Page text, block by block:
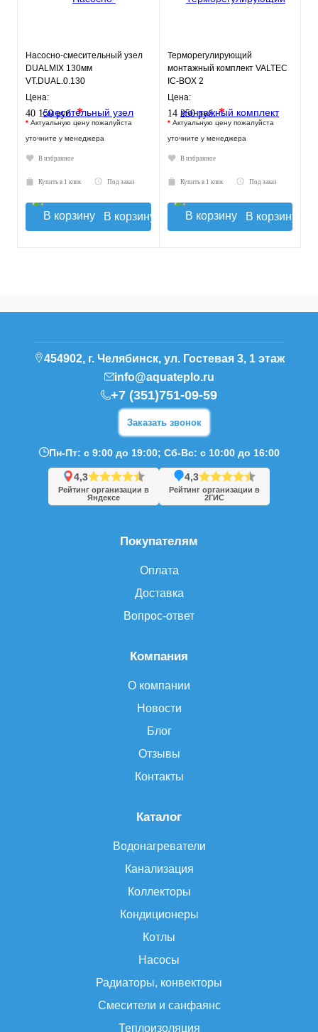
Насосно-смесительный узел
DUALMIX 130мм
VT.DUAL.0.130
Цена:
40 150 руб.*
* Актуальную цену пожалуйста
уточните у менеджера
В избранное
Купить в 1 клик Под заказ
В корзину
Терморегулирующий
монтажный комплект VALTEC
IC-BOX 2
Цена:
14 250 руб.*
* Актуальную цену пожалуйста
уточните у менеджера
В избранное
Купить в 1 клик Под заказ
В корзину
Каталог
Водонагреватели
Канализация
Коллекторы
Кондиционеры
Котлы
Насосы
Радиаторы, конвекторы
Смесители и санфаянс
Теплоизоляция
Компания
О компании
Новости
Блог
Отзывы
Контакты
Покупателям
Оплата
Доставка
Вопрос-ответ
454902, г. Челябинск, ул. Гостевая 3, 1 этаж
info@aquateplo.ru
+7 (351)751-09-59
Заказать звонок
Пн-Пт: с 9:00 до 19:00; Сб-Вс: с 10:00 до 16:00
4,3
Рейтинг организации в
Яндексе
4,3
Рейтинг организации в
2ГИС